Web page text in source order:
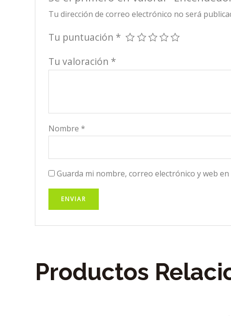
Tu dirección de correo electrónico no será
Tu puntuación *
Tu valoración *
Nombre *
Guarda mi nombre, correo electrónico y web
Productos